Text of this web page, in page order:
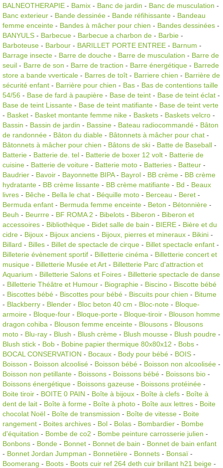
BALNEOTHERAPIE - Bamix - Banc de jardin - Banc de musculation -
Banc exterieur - Bande dessinée - Bande réfihissante - Bandeau
femme enceinte - Bandes à mâcher pour chien - Bandes dessinées -
BANYULS - Barbecue - Barbecue a charbon de - Barbie -
Barboteuse - Barbour - BARILLET PORTE ENTREE - Barnum -
Barrage insecte - Barre de douche - Barre de musculation - Barre de
seuil - Barre de son - Barre de traction - Barre énergétique - Barrede
store a bande vverticale - Barres de toît - Barriere chien - Barrière de
sécurité enfant - Barrière pour chien - Bas - Bas de contentions taille
54/56 - Base de fard à paupière - Base de teint - Base de teint éclat -
Base de teint Lissante - Base de teint matifiante - Base de teint verte
- Basket - Basket montante femme nike - Baskets - Baskets velcro -
Bassin - Bassin de jardin - Bassine - Bateau radiocommandé - Bâton
de randonnée - Bâton du diable - Bâtonnets à mâcher pour chat -
Bâtonnets à mâcher pour chien - Bâtons de ski - Batte de Baseball -
Batterie - Batterie de. tel - Batterie de boxer 12 volt - Batterie de
cuisine - Batterie de voiture - Batterie moto - Batteries - Batteur -
Baudrier - Bavoir - Bayonnette BIPA- Bayrol - BB crème - BB crème
hydratante - BB crème lissante - BB crème matifiante - Bd - Beaux
livres - Bêche - Bella le chat - Béquille moto - Berceau - Beret -
Bermuda enfant - Bermuda femme enceinte - Beton - Bétonnière -
Beuh - Beurrre - BF ROMA 2 - Bibelots - Biberon - Biberon et
accessoires - Bibliothèque - Bidet salle de bain - BIERE - Bière et du
cidre - Bijoux - Bijoux anciens - Bijoux, pierres et mineraux - Bikini -
Billard - Billes - Billet de spectacle de cirque - Billet spectacle enfant -
Billeterie évènement sportif - Billetterie cinéma - Billetterie concert et
musique - Billetterie Musée et Art - Billetterie Parc d'attraction et
Aquarium - Billetterie Salons et Foires - Billetterie spectacle de danse
- Billetterie Théâtre et Humour - Biographie - Biscino - Biscotte bébé
- Biscottes bébé - Biscottes pour bébé - Biscuits pour chien - Bitume
- Blackberry - Blender - Bloc beton 40 cm - Bloc-note - Bloque-
armoire - Bloque-four - Bloque-porte - Bloque-tiroir - Blouson homme
dragon cohiba - Blouson femme enceinte - Blousons - Blousons
moto - Blu-ray - Blush - Blush crème - Blush mousse - Blush poudre -
Blush stick - Bob - Bobine papier thermique 80x80x12 - Bobs -
BOCAL CONSERVATION - Bocaux - Body pour bébé - BOIS -
Boisson - Boisson alcoolisé - Boisson bébé - Boisson non alcoolisée -
Boisson non petillante - Boissons - Boissons bébé - Boissons bio -
Boissons énergétique - Boissons gazeuse - Boissons protéinée -
Boite tiroir - BOITE 0 PAIN - Boîte à bijoux - Boîte à clefs - Boîte à
dent de lait - Boîte à forme - Boîte à photo - Boîte aux lettres - Boite
chocolat Noël - Boîte de transmission - Boîte de vitesse - Boite
rangement - Boites archives - Bol - Bolas - Bombardier - Bombe
d'équitation - Bombe de co2 - Bombe peinture carrosserie julien -
Bonbons - Bonde - Bonnet - Bonnet de bain - Bonnet de bain enfant
- Bonnet Jordan Jumpman - Bonnetière - Bonnets - Bonsaï -
Boomerang - Boots - Boots cuir ref 264 deth cuir brillant h21 beige -